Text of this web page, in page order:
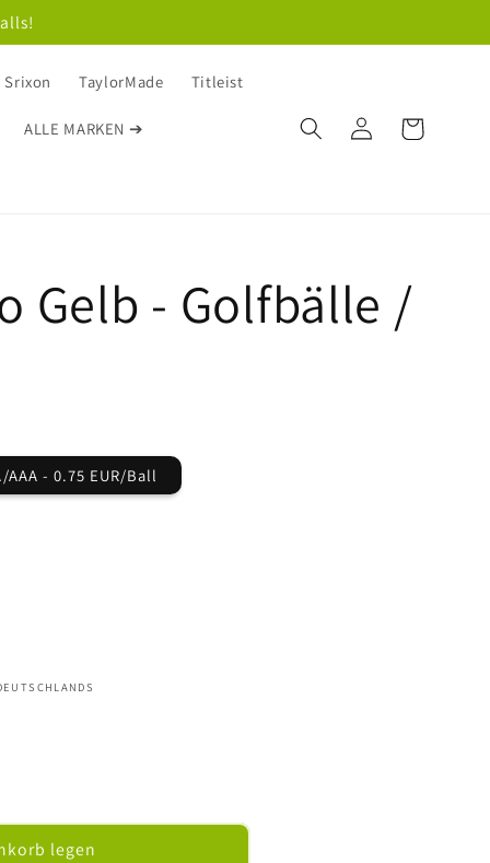
Srixon TaylorMade Titleist
ALLE MARKEN ➔ EinloggenWarenkorb
Gelb - Golfbälle /
AAA - 0.75 EUR/Ball
legen